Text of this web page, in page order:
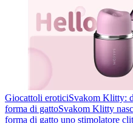
Giocattoli eroticiSvakom Klitty:
forma di gattoSvakom Klitty
forma di gatto uno stimolatore